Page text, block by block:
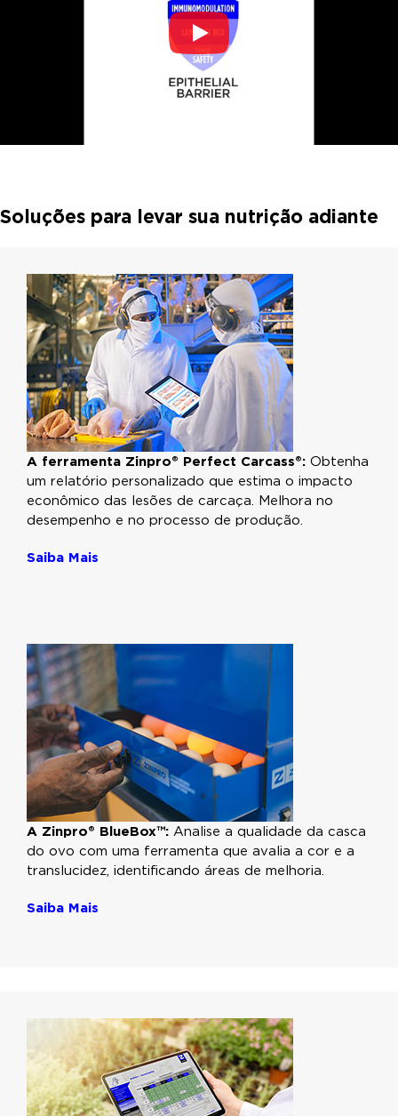
Soluções para levar sua nutrição adiante
A ferramenta Zinpro® Perfect Carcass®: Obtenha
um relatório personalizado que estima o impacto
econômico das lesões de carcaça. Melhora no
desempenho e no processo de produção.
Saiba Mais
A Zinpro® BlueBox™: Analise a qualidade da casca
do ovo com uma ferramenta que avalia a cor e a
translucidez, identificando áreas de melhoria.
Saiba Mais